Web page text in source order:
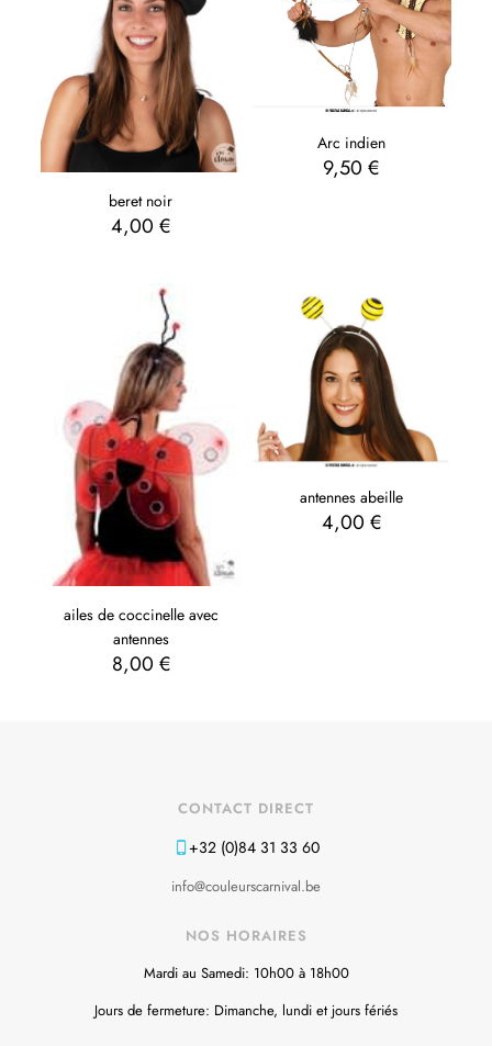
beret noir
4,00€
Arc indien
9,50 €
ailes de coccinelle avec
antennes
8,00 €
antennes abeille
4,00 €
CONTACT DIRECT
+32 (0)84 31 33 60
info@couleurscarnival.be
NOS HORAIRES
Mardi au Samedi: 10h00 à 18h00
Jours de fermeture: Dimanche, lundi et jours fériés